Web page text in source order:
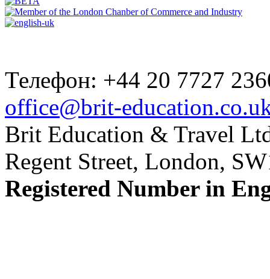
Телефон: +44 20 7727
office@brit-
Brit Education & Travel
Regent Street, London,
Registered Number in